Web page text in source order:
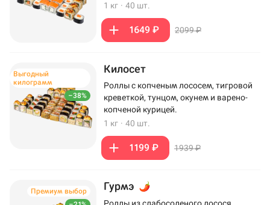
1 кг · 40 шт.
1649 ₽ 2099 ₽
–38%
Выгодный
килограмм
Килосет
Роллы с копченым лососем, тигровой
креветкой, тунцом, окунем и варено-
копченой курицей.
1 кг · 40 шт.
1199 ₽ 1939 ₽
Премиум выбор Гурмэ